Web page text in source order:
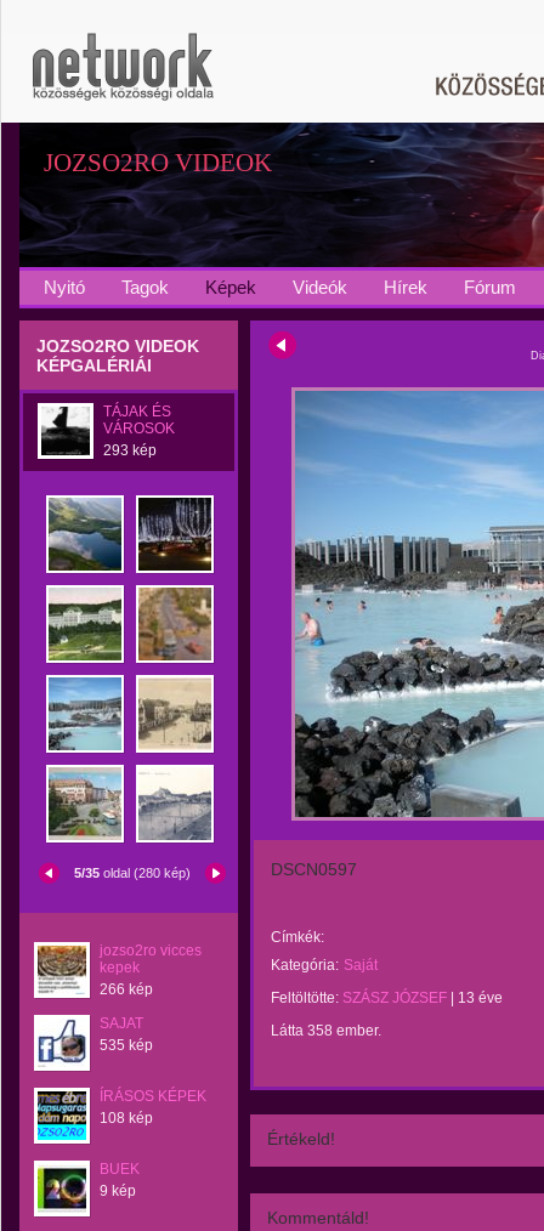
JOZSO2RO VIDEOK
Nyitó Tagok Képek Videók Hírek Fórum
JOZSO2RO VIDEOK
KÉPGALÉRIÁI
TÁJAK ÉS
VÁROSOK
293 kép
5/35 oldal (280 kép)
jozso2ro vicces
kepek
266 kép
SAJAT
535 kép
ÍRÁSOS KÉPEK
108 kép
BUEK
9 kép
DSCN0597
Címkék:
Kategória: Saját
Feltöltötte: SZÁSZ JÓZSEF
13 éve
Látta 358 ember.
Értékeld!
Kommentáld!